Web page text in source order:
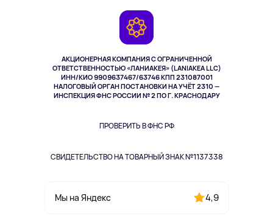
АКЦИОНЕРНАЯ КОМПАНИЯ С ОГРАНИЧЕННОЙ
ОТВЕТСТВЕННОСТЬЮ «ЛАНИАКЕЯ» (LANIAKEA LLC)
ИНН/КИО 9909637467/63746 КПП 231087001
НАЛОГОВЫЙ ОРГАН ПОСТАНОВКИ НА УЧЁТ 2310 —
ИНСПЕКЦИЯ ФНС РОССИИ № 2 ПО Г. КРАСНОДАРУ
ПРОВЕРИТЬ В ФНС РФ
СВИДЕТЕЛЬСТВО НА ТОВАРНЫЙ ЗНАК №1137338
Мы на Яндекс 4,9
Здоровье питомцев
Одежда и аксессуары